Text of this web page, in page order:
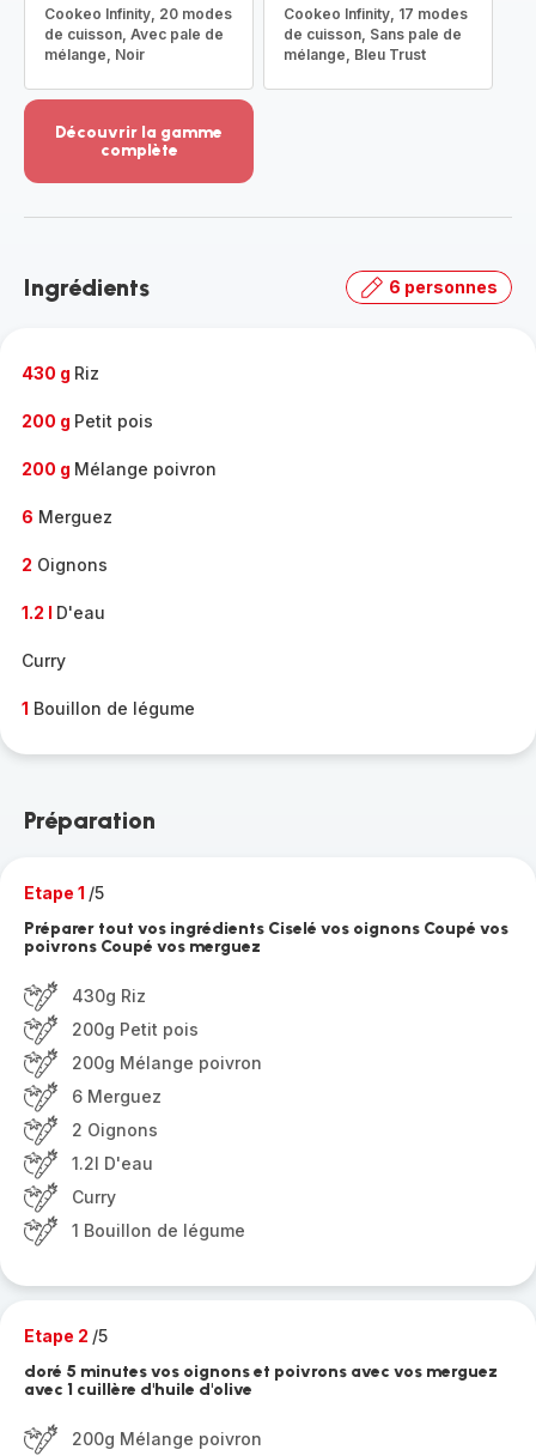
Cookeo Infinity, 20 modes
de cuisson, Avec pale de
mélange, Noir
Cookeo Infinity, 17 modes
de cuisson, Sans pale de
mélange, Bleu Trust
Découvrir la gamme
complète
-
gamme
Ingrédients 6 personnes
430 g Riz
200 g Petit pois
200 g Mélange poivron
6 Merguez
2 Oignons
1.2 l D'eau
Curry
1 Bouillon de légume
Préparation
Etape 1 /5
Préparer tout vos ingrédients Ciselé vos oignons Coupé vos
poivrons Coupé vos merguez
430g Riz
200g Petit pois
200g Mélange poivron
6 Merguez
2 Oignons
1.2l D'eau
Curry
1 Bouillon de légume
Etape 2 /5
doré 5 minutes vos oignons et poivrons avec vos merguez
avec 1 cuillère d'huile d'olive
200g Mélange poivron